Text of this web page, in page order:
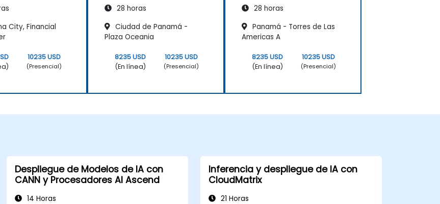
City, Financial
10235 USD
(Presencial)
28 horas
Ciudad de Panamá -
Plaza Oceania
8235 USD
(En línea)
10235 USD
(Presencial)
28 horas
Panamá - Torres de Las
Americas A
8235 USD
(En línea)
10235 USD
(Presencial)
Despliegue de Modelos de IA con
CANN y Procesadores AI Ascend
14 Horas
Inferencia y despliegue de IA con
CloudMatrix
21 Horas